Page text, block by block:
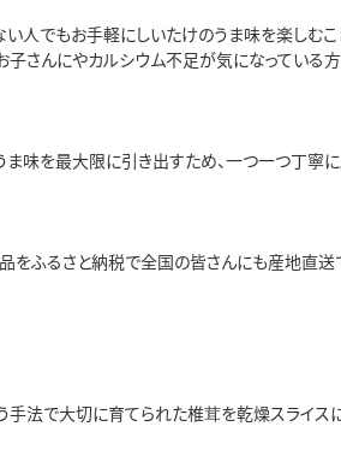
人でもお手軽にしいたけのうま味を楽しむ
子さんにやカルシウム不足が気になっている
味を最大限に引き出すため、一つ一つ丁寧
ふるさと納税で全国の皆さんにも産地直送
法で大切に育てられた椎茸を乾燥スライスに